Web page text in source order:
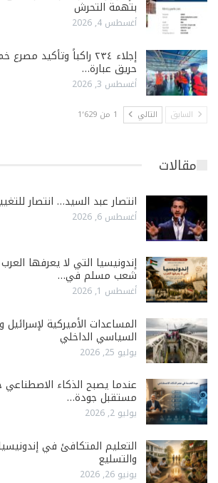
بتهمة التحرش
أغسطس 4, 2026
إجلاء ٢٣٤ راكباً
حريق عبارة…
أغسطس 3, 2026
السابق التالي 1 من 1٬629
مقالات
انتصار عبد السيد… انتصار
أغسطس 6, 2026
إندونيسيا التي لا يعرفها
شعب مسلم في…
أغسطس 1, 2026
المساعدات الأميركية
السياسي الداخلي
يوليو 25, 2026
عندما يصبح الذكاء
مستقبل جودة…
يوليو 2, 2026
التعليم المتكافئ في
والتسليع
يونيو 26, 2026